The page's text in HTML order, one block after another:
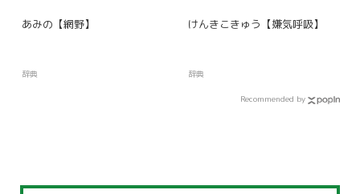
あみの【網野】
辞典
けんきこきゅう【嫌気呼吸】
辞典
Recommended by